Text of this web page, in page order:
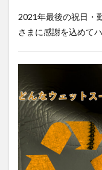
2021年最後の祝日・
さまに感謝を込めて